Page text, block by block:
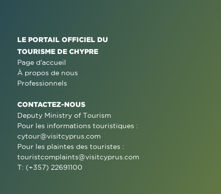
LE PORTAIL OFFICIEL DU
TOURISME DE CHYPRE
Page d'accueil
À propos de nous
Professionnels
CONTACTEZ-NOUS
Deputy Ministry of Tourism
Pour les informations touristiques :
cytour@visitcyprus.com
Pour les plaintes des touristes :
touristcomplaints@visitcyprus.com
T: (+357) 22691100